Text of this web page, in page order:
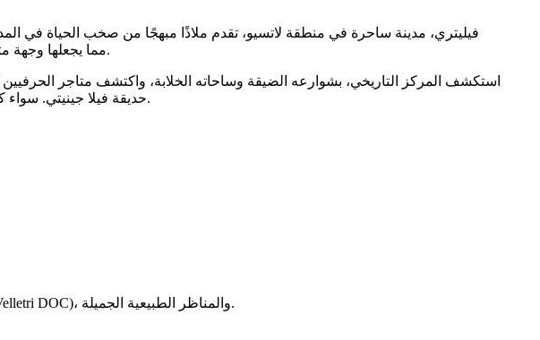
فيليتري، مدينة ساحرة في منطقة لاتسيو، تقدم ملاذًا مبهجًا من صخب الحياة في
خلابة على الريف المحيط. تشتهر المدينة أيضًا بإنتاج النبيذ، وخاصة نبيذها الشهير Velletri DOC، مما يجعلها وجهة مثالية لعشاق النبيذ.
استكشف المركز التاريخي، بشوارعه الضيقة وساحاته الخلابة، واكتشف متاجر
حديقة فيلا جينيتي. سواء كنت مهتمًا بالتاريخ أو الثقافة أو ببساطة الاستمتاع بالطريقة الإيطالية في الحياة، فإن فيليتري توفر تجربة لا تُنسى.
تشتهر فيليتري بتاريخها الغني، والآثار الرومانية القديمة، والهندسة المعمارية من القرون الوسطى، وإنتاج النبيذ (Velletri DOC)، والمناظر الطبيعية الجميلة.